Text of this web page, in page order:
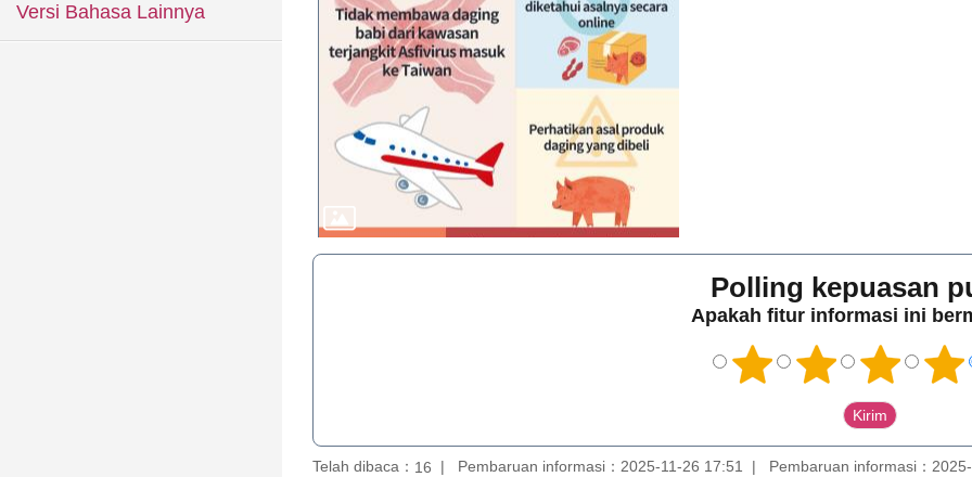
Versi Bahasa Lainnya
Polling kepuasan
Apakah fitur informasi ini
Telah dibaca： 16 Pembaruan informasi：2025-11-26 17:51
Pembaruan informasi：